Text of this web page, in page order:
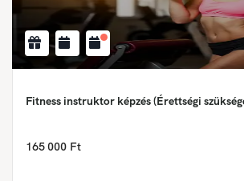
Fitness instruktor képzés (Érettségi
165 000 Ft